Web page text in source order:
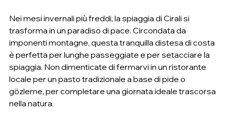
Nei mesi invernali più freddi, la spiaggia di Cirali si
trasforma in un paradiso di pace. Circondata da
imponenti montagne, questa tranquilla distesa di costa
è perfetta per lunghe passeggiate e per setacciare la
spiaggia. Non dimenticate di fermarvi in ​​un ristorante
locale per un pasto tradizionale a base di pide o
gözleme, per completare una giornata ideale trascorsa
nella natura.